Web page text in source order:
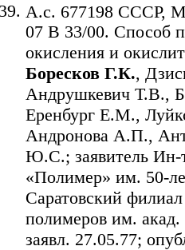
А.с. 677198 СССР,
07 B 33/00. Способ
окисления и
Боресков Г.К.,
Андрушкевич Т.В.,
Еренбург Е.М.,
Андронова А.П.,
Ю.С.; заявитель
«Полимер» им. 50-
Саратовский
полимеров им.
заявл. 27.05.77;